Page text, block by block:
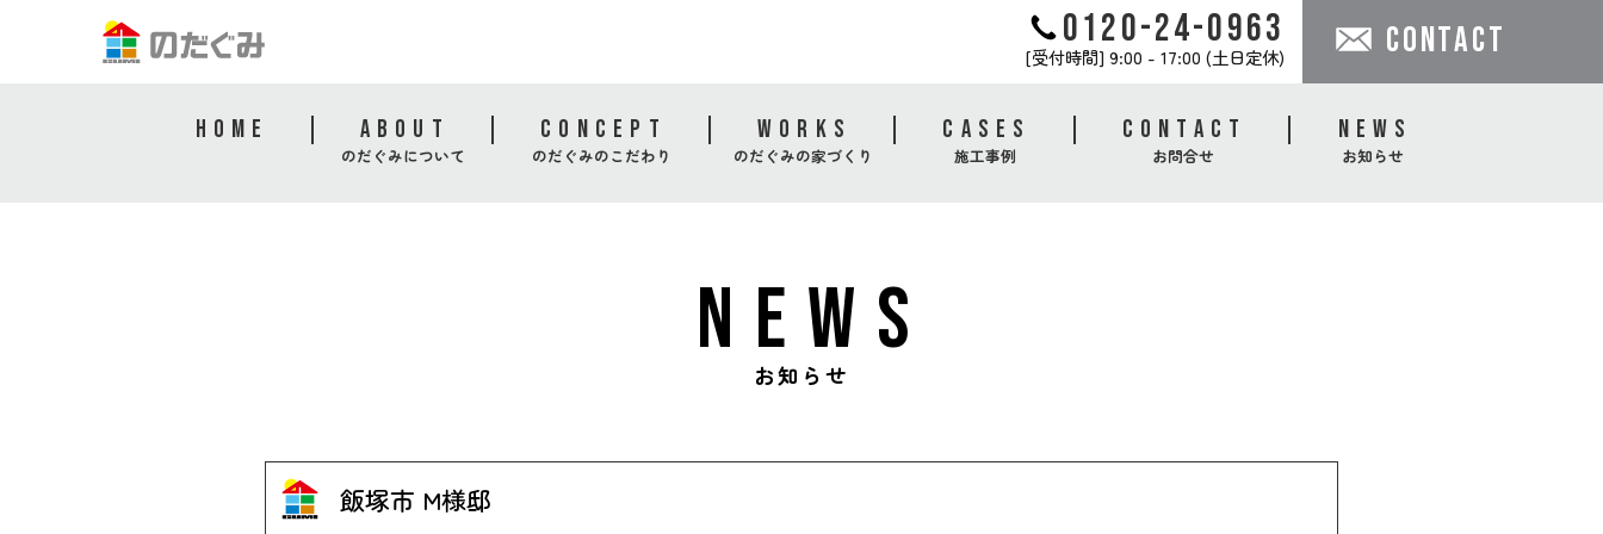
0120-24-0963
[受付時間] 9:00 - 17:00 (土日定休) CONTACT
HOME ABOUT
のだぐみについて
CONCEPT
のだぐみのこだわり
WORKS
のだぐみの家づくり
CASES
施工事例
CONTACT
お問合せ
NEWS
お知らせ
NEWS
お知らせ
飯塚市 M様邸